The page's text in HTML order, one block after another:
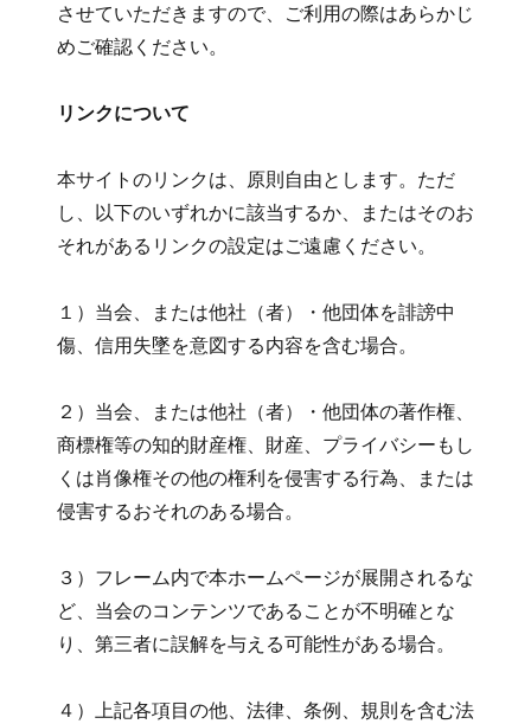
させていただきますので、ご利用の際はあらかじ
めご確認ください。
リンクについて
本サイトのリンクは、原則自由とします。ただ
し、以下のいずれかに該当するか、またはそのお
それがあるリンクの設定はご遠慮ください。
１）当会、または他社（者）・他団体を誹謗中
傷、信用失墜を意図する内容を含む場合。
２）当会、または他社（者）・他団体の著作権、
商標権等の知的財産権、財産、プライバシーもし
くは肖像権その他の権利を侵害する行為、または
侵害するおそれのある場合。
３）フレーム内で本ホームページが展開されるな
ど、当会のコンテンツであることが不明確とな
り、第三者に誤解を与える可能性がある場合。
４）上記各項目の他、法律、条例、規則を含む法